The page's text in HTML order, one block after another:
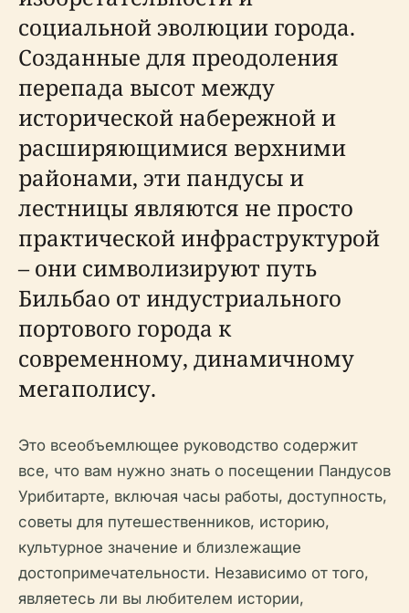
социальной эволюции города.
Созданные для преодоления
перепада высот между
исторической набережной и
расширяющимися верхними
районами, эти пандусы и
лестницы являются не просто
практической инфраструктурой
– они символизируют путь
Бильбао от индустриального
портового города к
современному, динамичному
мегаполису.
Это всеобъемлющее руководство содержит
все, что вам нужно знать о посещении Пандусов
Урибитарте, включая часы работы, доступность,
советы для путешественников, историю,
культурное значение и близлежащие
достопримечательности. Независимо от того,
являетесь ли вы любителем истории,